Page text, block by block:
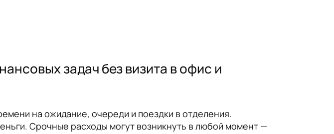
задач без визита в офис и
на ожидание, очереди и поездки в отделения.
Срочные расходы могут возникнуть в любой момент —